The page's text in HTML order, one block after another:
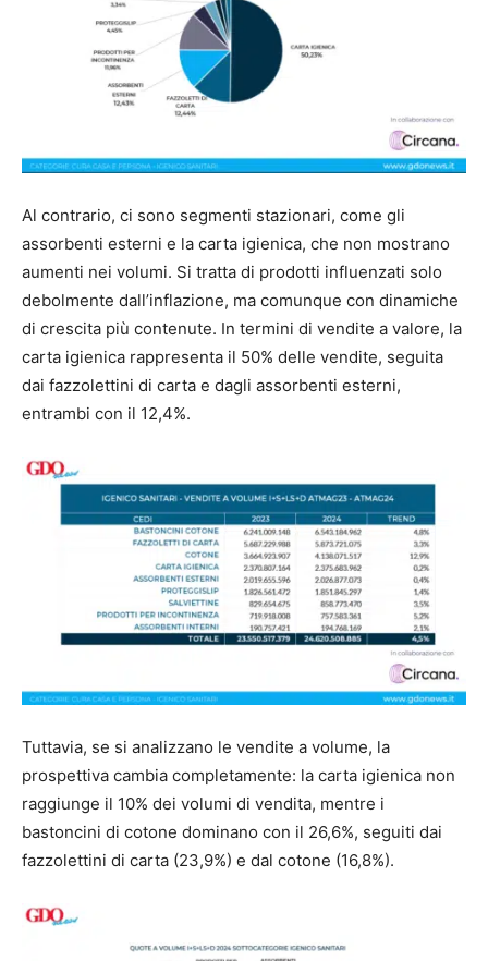
Al contrario, ci sono segmenti stazionari, come gli
assorbenti esterni e la carta igienica, che non mostrano
aumenti nei volumi. Si tratta di prodotti influenzati solo
debolmente dall’inflazione, ma comunque con dinamiche
di crescita più contenute. In termini di vendite a valore, la
carta igienica rappresenta il 50% delle vendite, seguita
dai fazzolettini di carta e dagli assorbenti esterni,
entrambi con il 12,4%.
Tuttavia, se si analizzano le vendite a volume, la
prospettiva cambia completamente: la carta igienica non
raggiunge il 10% dei volumi di vendita, mentre i
bastoncini di cotone dominano con il 26,6%, seguiti dai
fazzolettini di carta (23,9%) e dal cotone (16,8%).